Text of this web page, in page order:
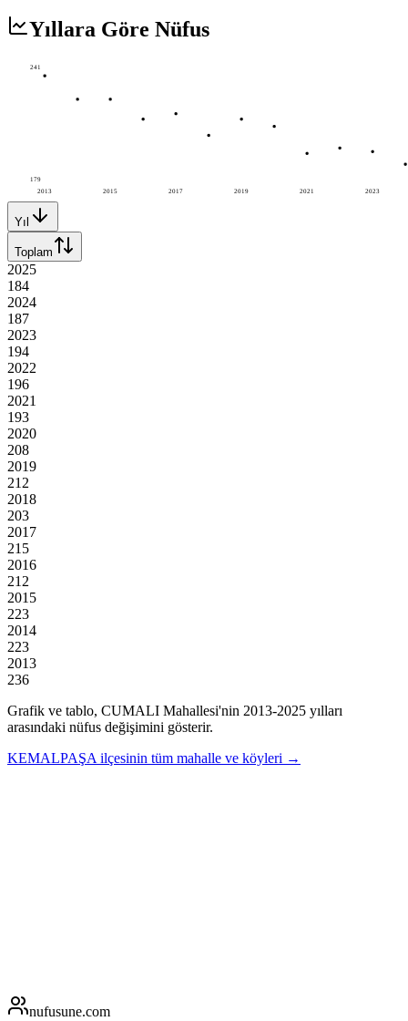
Yıllara Göre Nüfus
2013 2015 2017 2019 2021 2023
241
179
Yıl
Toplam
2025
184
2024
187
2023
194
2022
196
2021
193
2020
208
2019
212
2018
203
2017
215
2016
212
2015
223
2014
223
2013
236
Grafik ve tablo, CUMALI Mahallesi'nin 2013-2025 yılları
arasındaki nüfus değişimini gösterir.
KEMALPAŞA ilçesinin tüm mahalle ve köyleri →
nufusune.com